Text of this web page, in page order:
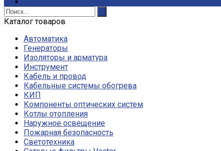
Каталог товаров
Автоматика
Генераторы
Изоляторы и арматура
Инструмент
Кабель и провод
Кабельные системы обогрева
КИП
Компоненты оптических систем
Котлы отопления
Наружное освещение
Пожарная безопасность
Светотехника